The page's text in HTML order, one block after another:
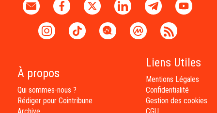
À propos
Qui sommes-nous ?
Rédiger pour Cointribune
Liens Utiles
Mentions Légales
Confidentialité
Gestion des cookies